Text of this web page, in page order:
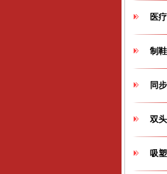
医
制
同
双
吸